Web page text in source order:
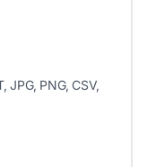
JPG, PNG, CSV,